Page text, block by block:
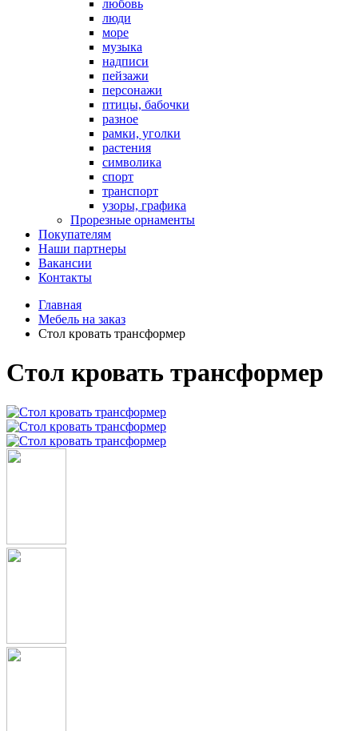
любовь
люди
море
музыка
надписи
пейзажи
персонажи
птицы, бабочки
разное
рамки, уголки
растения
символика
спорт
транспорт
узоры, графика
Прорезные орнаменты
Покупателям
Наши партнеры
Вакансии
Контакты
Главная
Мебель на заказ
Стол кровать трансформер
Стол кровать трансформер